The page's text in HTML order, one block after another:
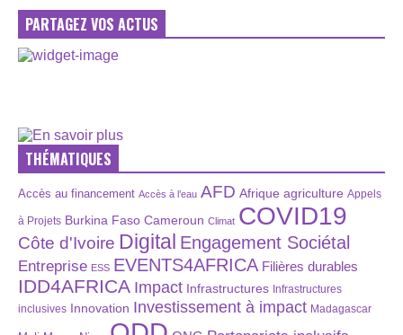
PARTAGEZ VOS ACTUS
THÉMATIQUES
Accès au financement Accès à l’eau AFD Afrique agriculture Appels
à Projets Burkina Faso Cameroun Climat COVID19
Côte d'Ivoire Digital Engagement Sociétal
Entreprise ESS EVENTS4AFRICA Filières durables
IDD4AFRICA Impact Infrastructures Infrastructures
inclusives Innovation Investissement à impact Madagascar